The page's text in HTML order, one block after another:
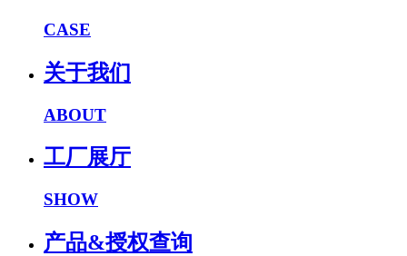
CASE
关于我们
ABOUT
工厂展厅
SHOW
产品&授权查询